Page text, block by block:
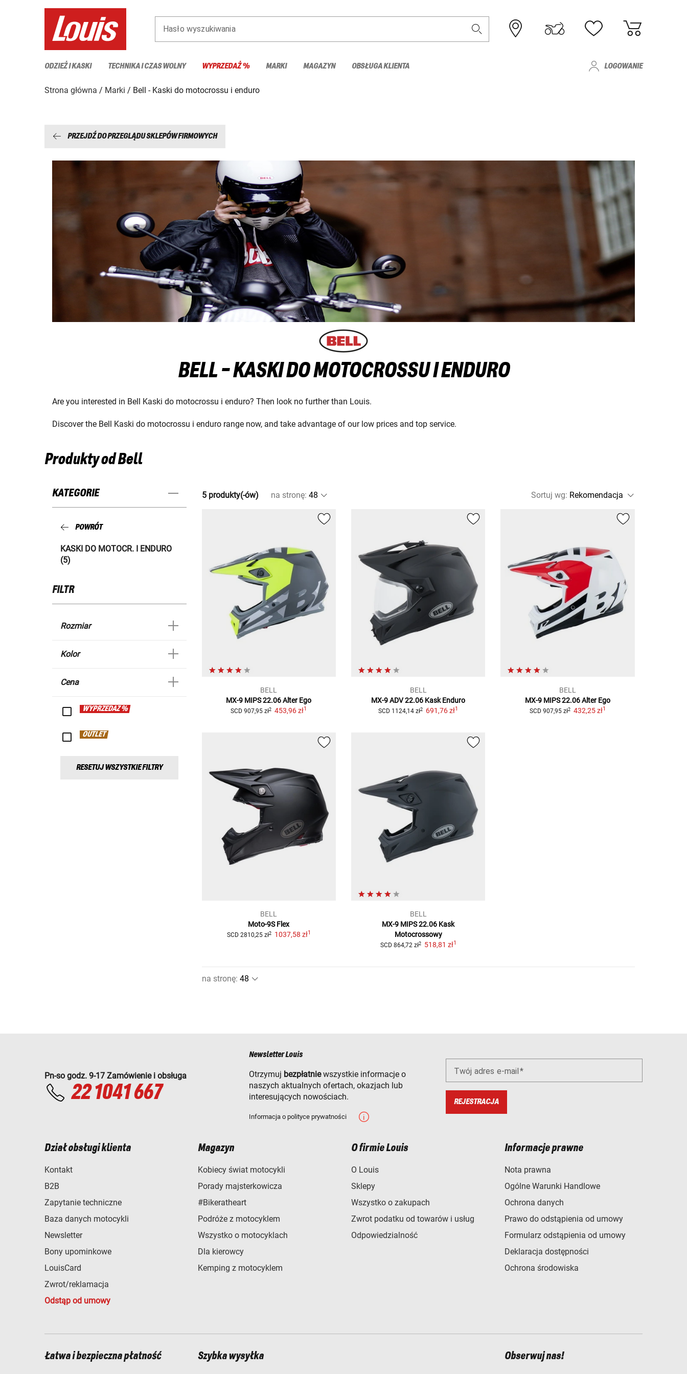
Hasło wyszukiwania
ODZIEŻ I KASKI TECHNIKA I CZAS WOLNY WYPRZEDAŻ % MARKI MAGAZYN OBSŁUGA KLIENTA LOGOWANIE
Strona główna Marki Bell - Kaski do motocrossu i enduro
PRZEJDŹ DO PRZEGLĄDU SKLEPÓW FIRMOWYCH
BELL - KASKI DO MOTOCROSSU I ENDURO
Are you interested in Bell Kaski do motocrossu i enduro? Then look no further than Louis.
Discover the Bell Kaski do motocrossu i enduro range now, and take advantage of our low prices and top service.
Produkty od Bell
KATEGORIE
POWRÓT
KASKI DO MOTOCR. I ENDURO
(5)
FILTR
Rozmiar
Kolor
Cena
WYPRZEDAŻ %
OUTLET
RESETUJ WSZYSTKIE FILTRY
5 produkty(-ów) na stronę: Sortuj wg:
BELL
MX-9 MIPS 22.06 Alter Ego
SCD 907,95 zł2 453,96 zł1
BELL
MX-9 ADV 22.06 Kask Enduro
SCD 1124,14 zł2 691,76 zł1
BELL
MX-9 MIPS 22.06 Alter Ego
SCD 907,95 zł2 432,25 zł1
BELL
Moto-9S Flex
SCD 2810,25 zł2 1037,58 zł1
BELL
MX-9 MIPS 22.06 Kask
Motocrossowy
SCD 864,72 zł2 518,81 zł1
na stronę:
Pn-so godz. 9-17 Zamówienie i obsługa
22 1041 667
Newsletter Louis
Otrzymuj bezpłatniewszystkie informacje o
naszych aktualnych ofertach, okazjach lub
interesujących nowościach.
Informacja o polityce prywatności
Twój adres e-mail
REJESTRACJA
Dział obsługi klienta
Kontakt
B2B
Zapytanie techniczne
Baza danych motocykli
Newsletter
Bony upominkowe
LouisCard
Zwrot/reklamacja
Odstąp od umowy
Magazyn
Kobiecy świat motocykli
Porady majsterkowicza
#Bikeratheart
Podróże z motocyklem
Wszystko o motocyklach
Dla kierowcy
Kemping z motocyklem
O firmie Louis
O Louis
Sklepy
Wszystko o zakupach
Zwrot podatku od towarów i usług
Odpowiedzialność
Informacje prawne
Nota prawna
Ogólne Warunki Handlowe
Ochrona danych
Prawo do odstąpienia od umowy
Formularz odstąpienia od umowy
Deklaracja dostępności
Ochrona środowiska
Łatwa i bezpieczna płatność Szybka wysyłka Obserwuj nas!